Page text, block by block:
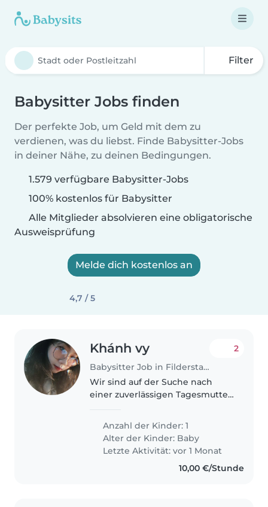
Filter
Babysitter Jobs finden
Der perfekte Job, um Geld mit dem zu
verdienen, was du liebst. Finde Babysitter-Jobs
in deiner Nähe, zu deinen Bedingungen.
1.579 verfügbare Babysitter-Jobs
100% kostenlos für Babysitter
Alle Mitglieder absolvieren eine obligatorische
Ausweisprüfung
Melde dich kostenlos an
4,7 / 5
Khánh vy
Babysitter Job in Filderstadt
2
Wir sind auf der Suche nach
einer zuverlässigen Tagesmutter
liebevoll um unseren
neugierigen und sportlichen
Kleinen kümmert. Unser Baby ist
verspielt und..
Anzahl der Kinder: 1
Alter der Kinder: Baby
Letzte Aktivität: vor 1 Monat
10,00 €/Stunde